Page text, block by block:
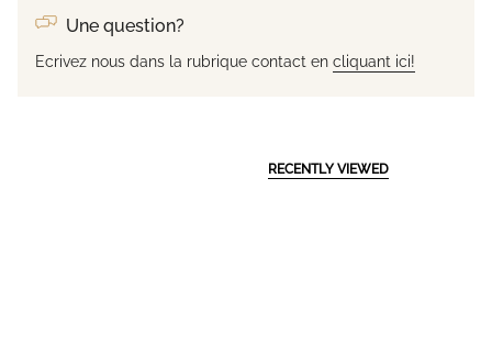
Une question?
Ecrivez nous dans la rubrique contact en cliquant ici!
RECENTLY VIEWED